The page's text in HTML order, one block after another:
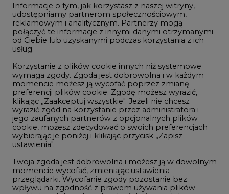
Gospodarka
Geopolityka
LTE450
Innowacje i AI
Telekomunikacja i IT
Handel emisjami CO2
Wodór
Górnictwo
Atom
Informacje o tym, jak korzystasz z naszej witryny,
udostępniamy partnerom społecznościowym,
reklamowym i analitycznym. Partnerzy mogą
połączyć te informacje z innymi danymi otrzymanymi
od Ciebie lub uzyskanymi podczas korzystania z ich
usług.
Korzystanie z plików cookie innych niż systemowe
wymaga zgody. Zgoda jest dobrowolna i w każdym
momencie możesz ją wycofać poprzez zmianę
preferencji plików cookie. Zgodę możesz wyrazić,
klikając „Zaakceptuj wszystkie". Jeżeli nie chcesz
wyrazić zgód na korzystanie przez administratora i
jego zaufanych partnerów z opcjonalnych plików
cookie, możesz zdecydować o swoich preferencjach
wybierając je poniżej i klikając przycisk „Zapisz
ustawienia".
Twoja zgoda jest dobrowolna i możesz ją w dowolnym
momencie wycofać, zmieniając ustawienia
przeglądarki. Wycofanie zgody pozostanie bez
wpływu na zgodność z prawem używania plików